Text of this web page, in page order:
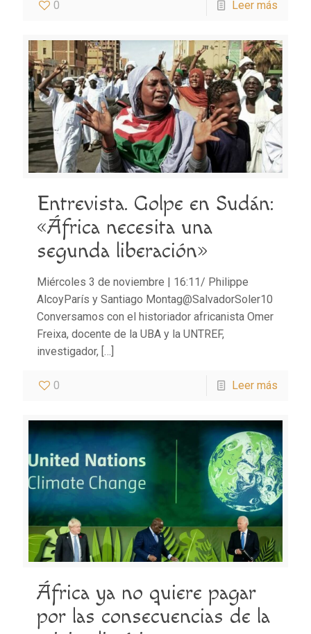
0 Leer más
Entrevista. Golpe en Sudán:
«África necesita una
segunda liberación»
Miércoles 3 de noviembre | 16:11/ Philippe
AlcoyParís y Santiago Montag@SalvadorSoler10
Conversamos con el historiador africanista Omer
Freixa, docente de la UBA y la UNTREF,
investigador, […]
0 Leer más
África ya no quiere pagar
por las consecuencias de la